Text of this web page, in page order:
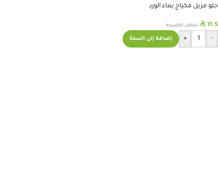
جلو مزيل مكياج بماء الورد
⃁ 11.5 شامل الضريبه
-
+ إضافة إلى السلة